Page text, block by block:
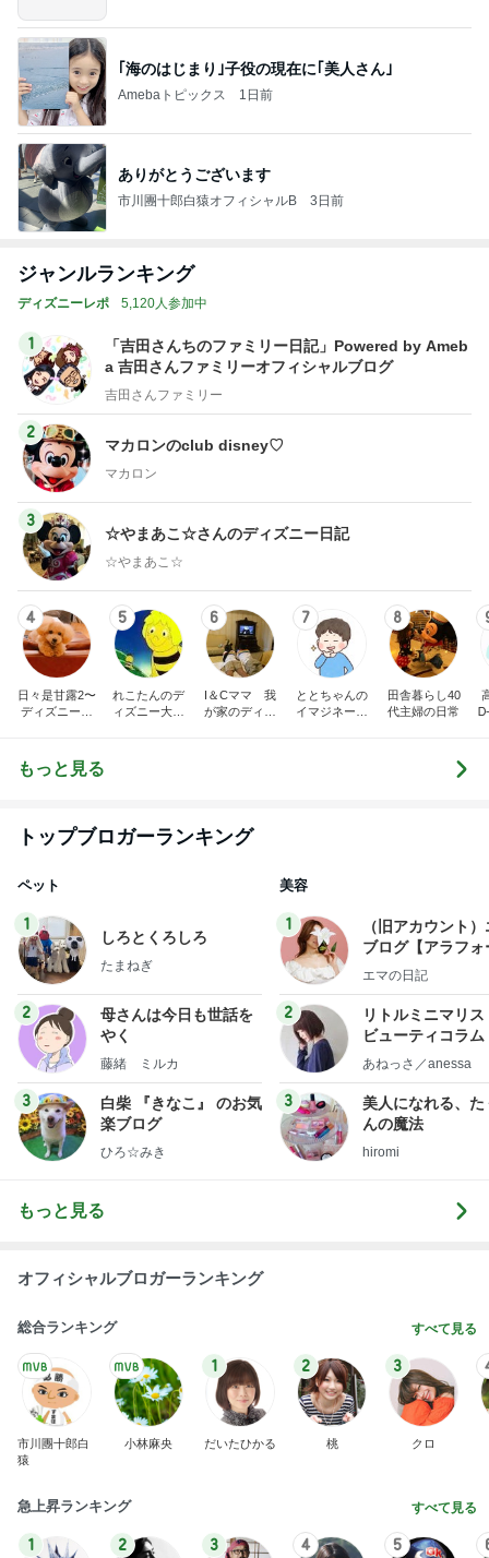
｢海のはじまり｣子役の現在に｢美人さん｣
Amebaトピックス 1日前
ありがとうございます
市川團十郎白猿オフィシャルB 3日前
ジャンルランキング
ディズニーレポ 5,120人参加中
1
「吉田さんちのファミリー日記」Powered by Ameb
a 吉田さんファミリーオフィシャルブログ
吉田さんファミリー
2
マカロンのclub disney♡
マカロン
3
☆やまあこ☆さんのディズニー日記
☆やまあこ☆
4
日々是甘露2〜
ディズニー風
5
れこたんのデ
ィズニー大好
6
I＆Cママ 我
が家のディズ
7
ととちゃんの
イマジネーシ
8
田舎暮らし40
代主婦の日常
もっと見る
トップブロガーランキング
ペット
1
しろとくろしろ
たまねぎ
2
母さんは今日も世話を
やく
藤緒 ミルカ
3
白柴 『きなこ』 のお気
楽ブログ
ひろ☆みき
美容
1
（旧アカウント
ブログ【アラフォ
社売却セカンドラ
エマの日記
2
リトルミニマリス
ビューティコラ
little
あねっさ／anessa
3
美人になれる、た
んの魔法
hiromi
もっと見る
オフィシャルブロガーランキング
総合ランキング すべて見る
市川團十郎白
猿
小林麻央
1
だいたひかる
2
桃
3
クロ
急上昇ランキング すべて見る
1 2 3 4 5